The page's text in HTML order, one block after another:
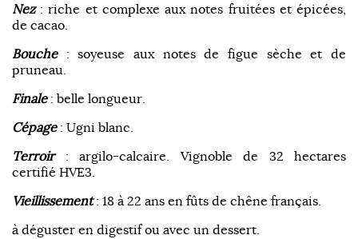
Nez: riche et complexe aux notes fruitées et épicées,
de cacao.
Bouche: soyeuse aux notes de figue sèche et de
pruneau.
Finale: belle longueur.
Cépage: Ugni blanc.
Terroir: argilo-calcaire. Vignoble de 32 hectares
certifié HVE3.
Vieillissement: 18 à 22 ans en fûts de chêne français.
à déguster en digestif ou avec un dessert.